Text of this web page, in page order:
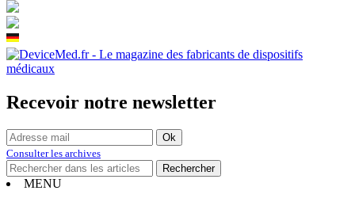
Recevoir notre newsletter
Consulter les archives
MENU